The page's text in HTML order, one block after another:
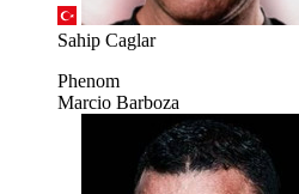
Sahip Caglar
Phenom
Marcio Barboza